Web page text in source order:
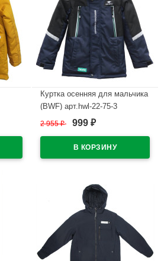
Куртка осенняя для мальчика
(BWF) арт.hwl-22-75-3
размерный ряд 32/128-40/152
2 955₽ 999 ₽